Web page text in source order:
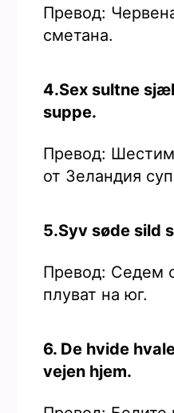
Превод:
сметана.
4.Sex sultne
suppe.
Превод:
от Зеландия
5.Syv søde sild
Превод: Седем
плуват на юг.
6. De hvide
vejen hjem.